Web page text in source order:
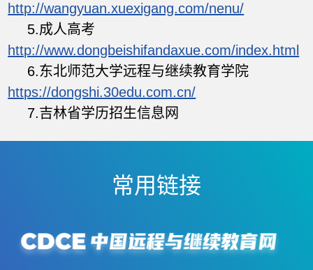
http://wangyuan.xuexigang.com/nenu/
5.成人高考
http://www.dongbeishifandaxue.com/index.html
6.东北师范大学远程与继续教育学院
https://dongshi.30edu.com.cn/
7.吉林省学历招生信息网
常用链接